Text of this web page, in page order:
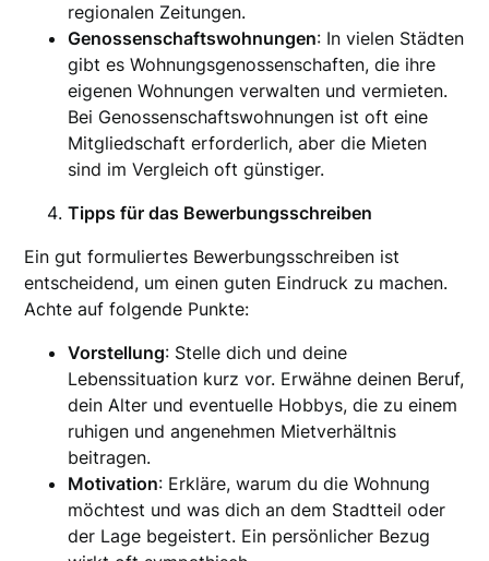
regionalen Zeitungen.
Genossenschaftswohnungen: In vielen Städten
gibt es Wohnungsgenossenschaften, die ihre
eigenen Wohnungen verwalten und vermieten.
Bei Genossenschaftswohnungen ist oft eine
Mitgliedschaft erforderlich, aber die Mieten
sind im Vergleich oft günstiger.
Tipps für das Bewerbungsschreiben
Ein gut formuliertes Bewerbungsschreiben ist
entscheidend, um einen guten Eindruck zu machen.
Achte auf folgende Punkte:
Vorstellung: Stelle dich und deine
Lebenssituation kurz vor. Erwähne deinen Beruf,
dein Alter und eventuelle Hobbys, die zu einem
ruhigen und angenehmen Mietverhältnis
beitragen.
Motivation: Erkläre, warum du die Wohnung
möchtest und was dich an dem Stadtteil oder
der Lage begeistert. Ein persönlicher Bezug